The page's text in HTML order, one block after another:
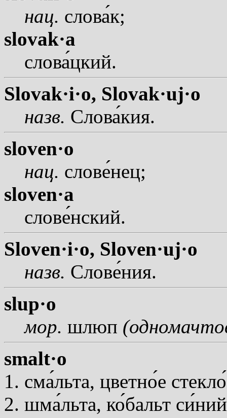
нац. словак;
slovak·a
словацкий.
Slovak·i·o, Slovak·uj·o
назв. Словакия.
sloven·o
нац. словенец;
sloven·a
словенский.
Sloven·i·o, Sloven·uj·o
назв. Словения.
slup·o
мор. шлюп
smalt·o
смальта, цветное стекло
шмальта, кобальт си